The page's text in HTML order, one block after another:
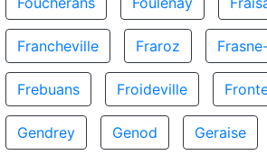
Francheville Fraroz
Frebuans Froideville
Gendrey Genod Geraise